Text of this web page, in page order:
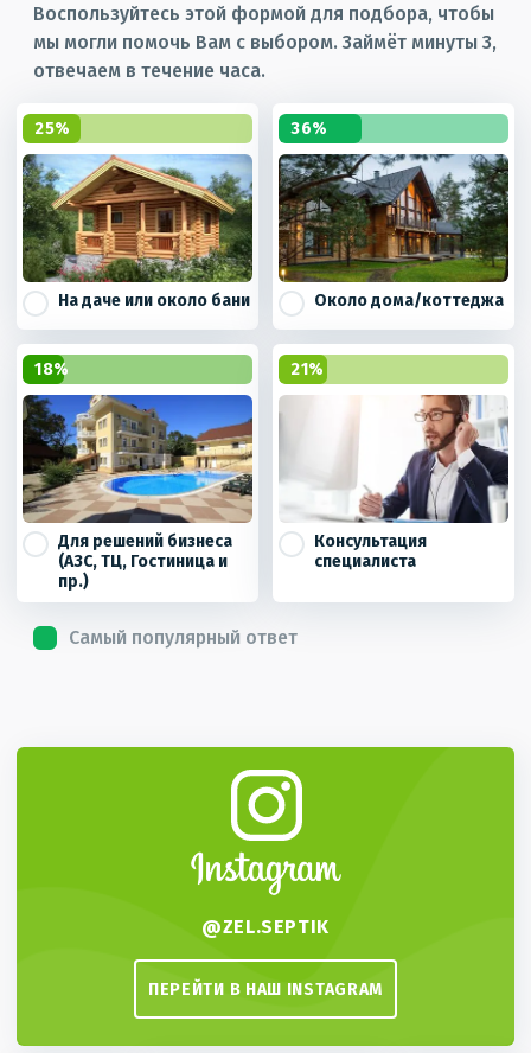
Воспользуйтесь этой формой для подбора, чтобы
мы могли помочь Вам с выбором. Займёт минуты 3,
отвечаем в течение часа.
25%
На даче или около бани
36%
Около дома/коттеджа
18%
Для решений бизнеса
(АЗС, ТЦ, Гостиница и
пр.)
21%
Консультация
специалиста
Самый популярный ответ
септик или ЛОС?
Рассчитаем производительность станции
10-15
ПЕРЕЙТИ В НАШ INSTAGRAM
@ZEL.SEPTIK